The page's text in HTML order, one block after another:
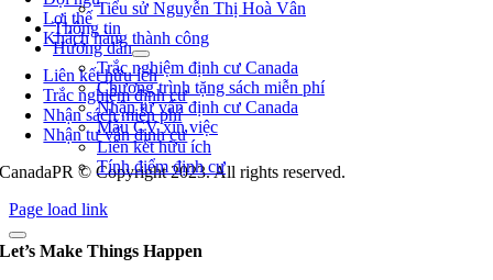
Tiểu sử Nguyễn Thị Hoà Vân
Thông tin
Hướng dẫn
Trắc nghiệm định cư Canada
Chương trình tặng sách miễn phí
Nhận tư vấn định cư Canada
Mẫu CV xin việc
Liên kết hữu ích
Tính điểm định cư
Lợi thế
Khách hàng thành công
Liên kết hữu ích
Trắc nghiệm định cư
Nhận sách miễn phí
Nhận tư vấn định cư
CanadaPR © Copyright 2023. All rights reserved.
Page load link
Let’s Make Things Happen